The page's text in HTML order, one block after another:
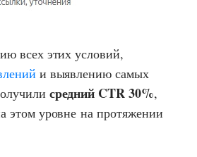
всех этих условий,
и выявлению самых
средний CTR 30%,
этом уровне на протяжении